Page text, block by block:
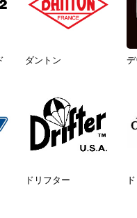
ダントン
ドリフター